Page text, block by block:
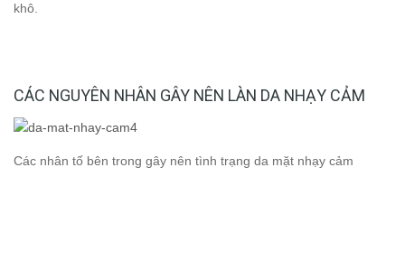
khô.
CÁC NGUYÊN NHÂN GÂY NÊN LÀN DA NHẠY CẢM
Các nhân tố bên trong gây nên tình trạng da mặt nhạy cảm